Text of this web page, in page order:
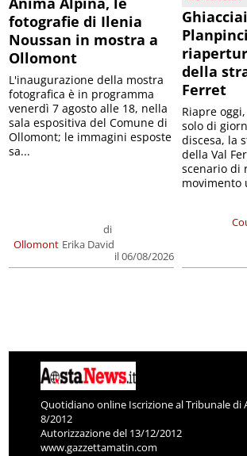
fotografie di Ilenia
Noussan in mostra a
Ollomont
Ollomont
di
Erika David
il 06/08/2026
L'inaugurazione della mostra
fotografica è in programma
venerdì 7 agosto alle 18, nella
sala espositiva del Comune di
Ollomont; le immagini esposte
sa...
della
Ferret
Riapre
solo di
discesa, la
della Val
scenario di
movimento
Quotidiano online Iscrizione al Tribunale di
8/2012
Autorizzazione del 13/12/2012
www.gazzettamatin.com